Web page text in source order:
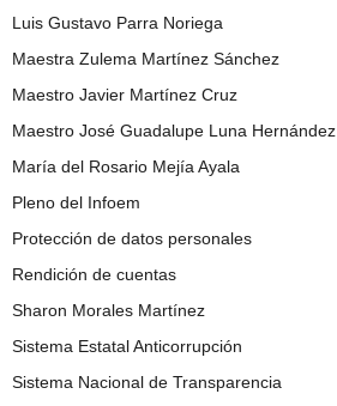
Luis Gustavo Parra Noriega
Maestra Zulema Martínez Sánchez
Maestro Javier Martínez Cruz
Maestro José Guadalupe Luna Hernández
María del Rosario Mejía Ayala
Pleno del Infoem
Protección de datos personales
Rendición de cuentas
Sharon Morales Martínez
Sistema Estatal Anticorrupción
Sistema Nacional de Transparencia